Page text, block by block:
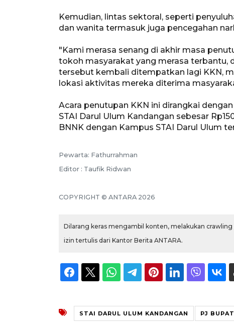
Kemudian, lintas sektoral, seperti
dan wanita termasuk juga pencegahan
"Kami merasa senang di akhir masa
tokoh masyarakat yang merasa terbantu,
tersebut kembali ditempatkan lagi KKN,
lokasi aktivitas mereka diterima
Acara penutupan KKN ini dirangkai
STAI Darul Ulum Kandangan sebesar
BNNK dengan Kampus STAI Darul Ulum
Pewarta: Fathurrahman
Editor : Taufik Ridwan
COPYRIGHT © ANTARA 2026
Dilarang keras mengambil konten, melakukan
izin tertulis dari Kantor Berita ANTARA.
STAI DARUL ULUM KANDANGAN PJ